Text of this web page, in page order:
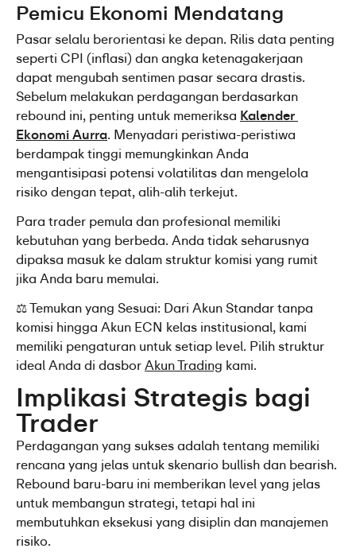
Pemicu Ekonomi Mendatang
Pasar selalu berorientasi ke depan. Rilis data penting
seperti CPI (inflasi) dan angka ketenagakerjaan
dapat mengubah sentimen pasar secara drastis.
Sebelum melakukan perdagangan berdasarkan
rebound ini, penting untuk memeriksa Kalender
Ekonomi Aurra. Menyadari peristiwa-peristiwa
berdampak tinggi memungkinkan Anda
mengantisipasi potensi volatilitas dan mengelola
risiko dengan tepat, alih-alih terkejut.
Para trader pemula dan profesional memiliki
kebutuhan yang berbeda. Anda tidak seharusnya
dipaksa masuk ke dalam struktur komisi yang rumit
jika Anda baru memulai.
⚖️ Temukan yang Sesuai: Dari Akun Standar tanpa
komisi hingga Akun ECN kelas institusional, kami
memiliki pengaturan untuk setiap level. Pilih struktur
ideal Anda di dasbor Akun Trading kami.
Implikasi Strategis bagi
Trader
Perdagangan yang sukses adalah tentang memiliki
rencana yang jelas untuk skenario bullish dan bearish.
Rebound baru-baru ini memberikan level yang jelas
untuk membangun strategi, tetapi hal ini
membutuhkan eksekusi yang disiplin dan manajemen
risiko.